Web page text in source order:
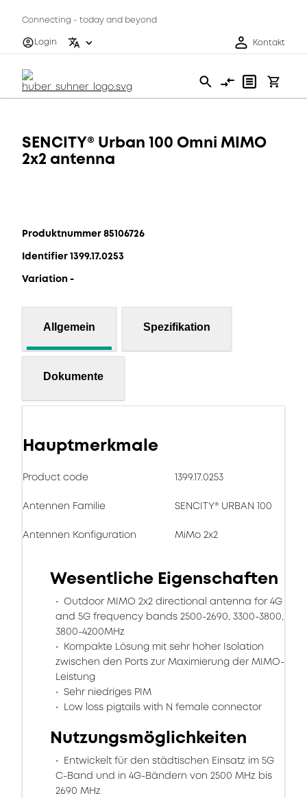
Connecting - today and beyond
Login
Kontakt
SENCITY® Urban 100 Omni MIMO
2x2 antenna
Produktnummer 85106726
Identifier 1399.17.0253
Variation -
Allgemein Spezifikation
Dokumente
Hauptmerkmale
Product code 1399.17.0253
Antennen Familie SENCITY® URBAN 100
Antennen Konfiguration MiMo 2x2
Wesentliche Eigenschaften
Outdoor MIMO 2x2 directional antenna for 4G
and 5G frequency bands 2500-2690, 3300-3800,
3800-4200MHz
Kompakte Lösung mit sehr hoher Isolation
zwischen den Ports zur Maximierung der MIMO-
Leistung
Sehr niedriges PIM
Low loss pigtails with N female connector
Nutzungsmöglichkeiten
Entwickelt für den städtischen Einsatz im 5G
C-Band und in 4G-Bändern von 2500 MHz bis
2690 MHz